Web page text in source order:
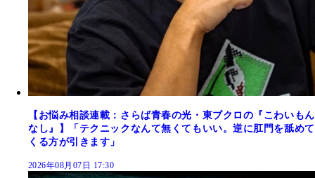
【お悩み相談連載：さらば青春の光・東ブクロの『こわいもん
なし』】「テクニックなんて無くてもいい。逆に肛門を舐めて
くる方が引きます」
2026年08月07日 17:30